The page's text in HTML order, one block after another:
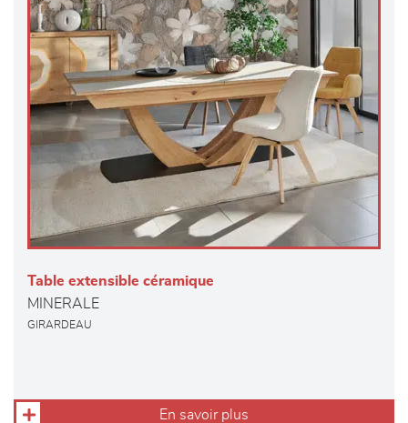
Table extensible céramique
MINERALE
GIRARDEAU
En savoir plus